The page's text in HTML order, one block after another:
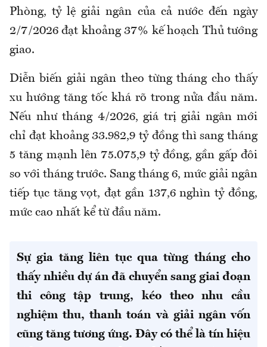
Phòng, tỷ lệ giải ngân của cả nước đến ngày
2/7/2026 đạt khoảng 37% kế hoạch Thủ tướng
giao.
Diễn biến giải ngân theo từng tháng cho thấy
xu hướng tăng tốc khá rõ trong nửa đầu năm.
Nếu như tháng 4/2026, giá trị giải ngân mới
chỉ đạt khoảng 33.982,9 tỷ đồng thì sang tháng
5 tăng mạnh lên 75.075,9 tỷ đồng, gần gấp đôi
so với tháng trước. Sang tháng 6, mức giải ngân
tiếp tục tăng vọt, đạt gần 137,6 nghìn tỷ đồng,
mức cao nhất kể từ đầu năm.
Sự gia tăng liên tục qua từng tháng cho
thấy nhiều dự án đã chuyển sang giai đoạn
thi công tập trung, kéo theo nhu cầu
nghiệm thu, thanh toán và giải ngân vốn
cũng tăng tương ứng. Đây có thể là tín hiệu